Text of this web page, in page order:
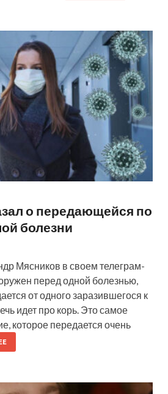
о передающейся по
болезни
Мясников в своем телеграм-
перед одной болезнью,
от одного заразившегося к
идет про корь. Это самое
которое передается очень